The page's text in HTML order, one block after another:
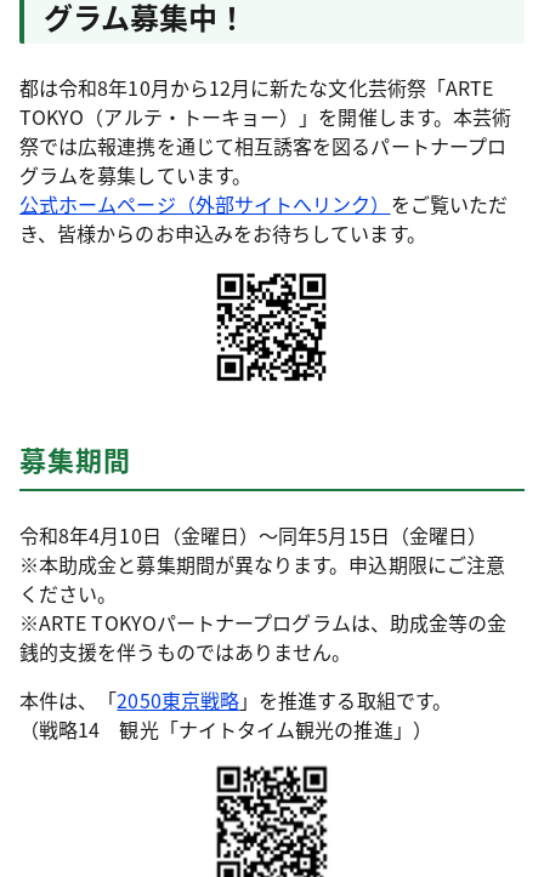
グラム募集中！
都は令和8年10月から12月に新たな文化芸術祭「ARTE
TOKYO（アルテ・トーキョー）」を開催します。本芸術
祭では広報連携を通じて相互誘客を図るパートナープロ
グラムを募集しています。
公式ホームページ（外部サイトへリンク） をご覧いただ
き、皆様からのお申込みをお待ちしています。
募集期間
令和8年4月10日（金曜日）～同年5月15日（金曜日）
※本助成金と募集期間が異なります。申込期限にご注意
ください。
※ARTE TOKYOパートナープログラムは、助成金等の金
銭的支援を伴うものではありません。
本件は、「2050東京戦略」を推進する取組です。
（戦略14 観光「ナイトタイム観光の推進」）